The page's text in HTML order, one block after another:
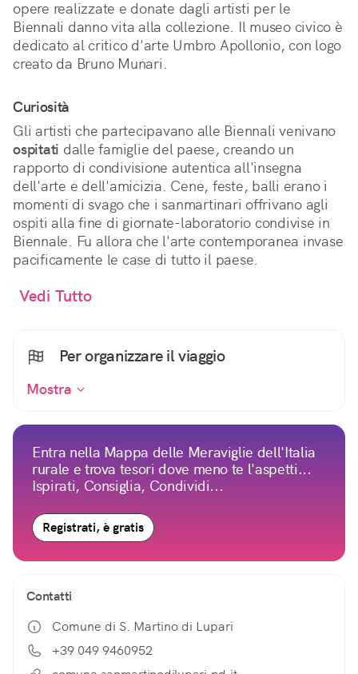
opere realizzate e donate dagli artisti per le
Biennali danno vita alla collezione. Il museo civico è
dedicato al critico d'arte Umbro Apollonio, con logo
creato da Bruno Munari.
Curiosità
Gli artisti che partecipavano alle Biennali venivano
ospitati dalle famiglie del paese, creando un
rapporto di condivisione autentica all'insegna
dell'arte e dell'amicizia. Cene, feste, balli erano i
momenti di svago che i sanmartinari offrivano agli
ospiti alla fine di giornate-laboratorio condivise in
Biennale. Fu allora che l'arte contemporanea invase
pacificamente le case di tutto il paese.
Vedi Tutto
Per organizzare il viaggio
Mostra
Entra nella Mappa delle Meraviglie dell'Italia
rurale e trova tesori dove meno te l'aspetti...
Ispirati, Consiglia, Condividi...
Registrati, è gratis
Contatti
Comune di S. Martino di Lupari
+39 049 9460952